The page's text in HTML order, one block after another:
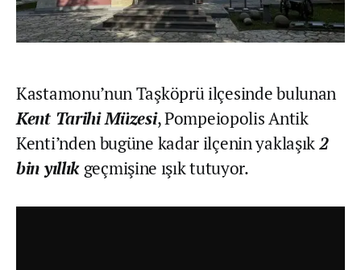
Kastamonu’nun Taşköprü ilçesinde bulunan
Kent Tarihi Müzesi, Pompeiopolis Antik
Kenti’nden bugüne kadar ilçenin yaklaşık2
bin yıllık geçmişine ışık tutuyor.